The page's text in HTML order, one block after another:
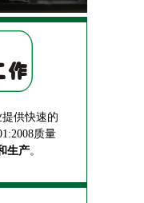
提供快速的
质量
生产。